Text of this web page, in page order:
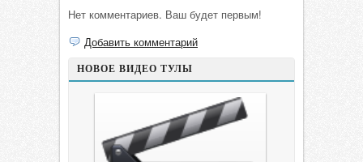
Нет комментариев. Ваш будет первым!
Добавить комментарий
НОВОЕ ВИДЕО ТУЛЫ